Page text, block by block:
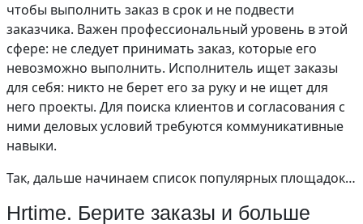
чтобы выполнить заказ в срок и не подвести
заказчика. Важен профессиональный уровень в этой
сфере: не следует принимать заказ, которые его
невозможно выполнить. Исполнитель ищет заказы
для себя: никто не берет его за руку и не ищет для
него проекты. Для поиска клиентов и согласования с
ними деловых условий требуются коммуникативные
навыки.
Так, дальше начинаем список популярных площадок…
Hrtime. Берите заказы и больше